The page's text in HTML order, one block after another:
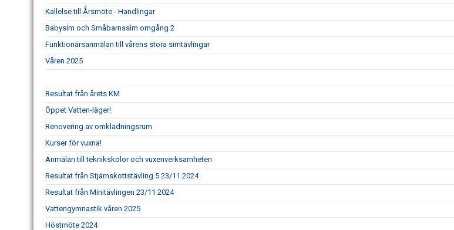
Kallelse till Årsmöte - Handlingar
Babysim och Småbarnssim omgång 2
Funktionärsanmälan till vårens stora simtävlingar
Våren 2025
Resultat från årets KM
Öppet Vatten-läger!
Renovering av omklädningsrum
Kurser för vuxna!
Anmälan till teknikskolor och vuxenverksamheten
Resultat från Stjärnskottstävling 5 23/11 2024
Resultat från Minitävlingen 23/11 2024
Vattengymnastik våren 2025
Höstmöte 2024